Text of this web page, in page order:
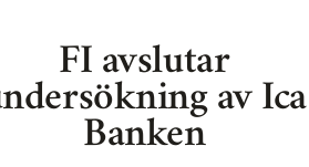
FI avslutar
av Ica
Banken